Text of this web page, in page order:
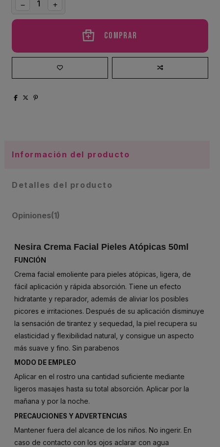
Comprar
Información del producto
Detalles del producto
Opiniones(1)
Nesira Crema Facial Pieles Atópicas 50ml
FUNCIÓN
Crema facial emoliente para pieles atópicas, ligera, de
fácil aplicación y rápida absorción. Tiene un efecto
hidratante y reparador, además de aliviar los posibles
picores e irritaciones. Después de su aplicación disminuye
la sensación de tirantez y sequedad, la piel recupera su
elasticidad y flexibilidad natural, y consigue un aspecto
más suave y fino. Sin parabenos
MODO DE EMPLEO
Aplicar en el rostro una cantidad suficiente mediante
ligeros masajes hasta su total absorción. Aplicar por la
mañana y por la noche.
PRECAUCIONES Y ADVERTENCIAS
Mantener fuera del alcance de los niños. No ingerir. En
caso de contacto con los ojos aclarar con agua